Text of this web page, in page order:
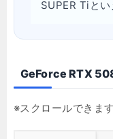
SUPER Tiとい
GeForce RTX